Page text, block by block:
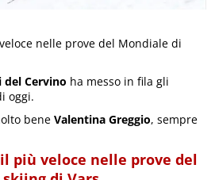
nelle prove del Mondiale di
del Cervino ha messo in fila gli
oggi.
beneValentina Greggio, sempre
più veloce nelle prove del